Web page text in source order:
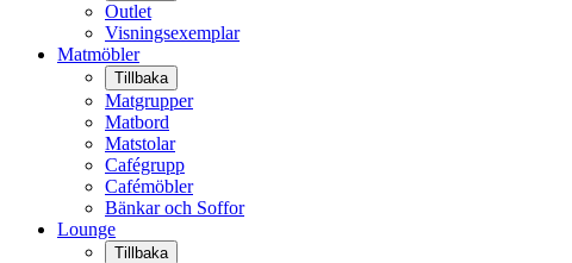
Outlet
Visningsexemplar
Matmöbler
Tillbaka
Matgrupper
Matbord
Matstolar
Cafégrupp
Cafémöbler
Bänkar och Soffor
Lounge
Tillbaka